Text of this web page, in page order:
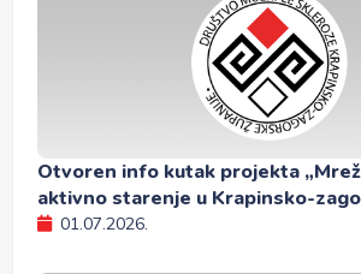
Otvoren info kutak projekta
aktivno starenje u Krapinsko-
01.07.2026.